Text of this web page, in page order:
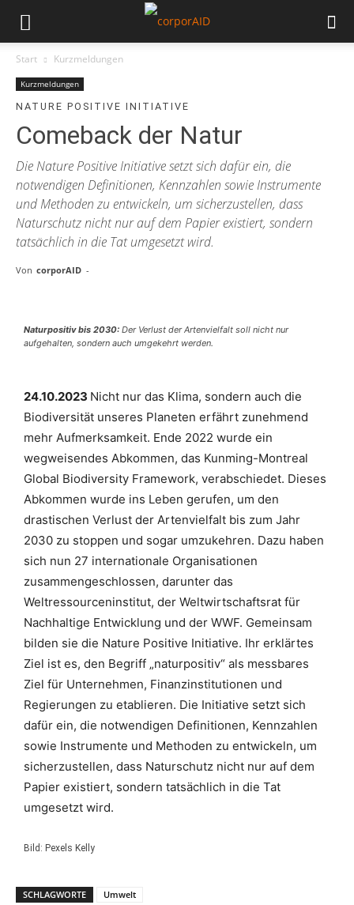
Start Kurzmeldungen
Kurzmeldungen
NATURE POSITIVE INITIATIVE
Comeback der Natur
Die Nature Positive Initiative setzt sich dafür ein, die
notwendigen Definitionen, Kennzahlen sowie Instrumente
und Methoden zu entwickeln, um sicherzustellen, dass
Naturschutz nicht nur auf dem Papier existiert, sondern
tatsächlich in die Tat umgesetzt wird.
Von corporAID -
Naturpositiv bis 2030: Der Verlust der Artenvielfalt soll nicht nur
aufgehalten, sondern auch umgekehrt werden.
24.10.2023 Nicht nur das Klima, sondern auch die
Biodiversität unseres Planeten erfährt zunehmend
mehr Aufmerksamkeit. Ende 2022 wurde ein
wegweisendes Abkommen, das Kunming-Montreal
Global Biodiversity Framework, verabschiedet. Dieses
Abkommen wurde ins Leben gerufen, um den
drastischen Verlust der Artenvielfalt bis zum Jahr
2030 zu stoppen und sogar umzukehren. Dazu haben
sich nun 27 internationale Organisationen
zusammengeschlossen, darunter das
Weltressourceninstitut, der Weltwirtschaftsrat für
Nachhaltige Entwicklung und der WWF. Gemeinsam
bilden sie die Nature Positive Initiative. Ihr erklärtes
Ziel ist es, den Begriff „naturpositiv“ als messbares
Ziel für Unternehmen, Finanzinstitutionen und
Regierungen zu etablieren. Die Initiative setzt sich
dafür ein, die notwendigen Definitionen, Kennzahlen
sowie Instrumente und Methoden zu entwickeln, um
sicherzustellen, dass Naturschutz nicht nur auf dem
Papier existiert, sondern tatsächlich in die Tat
umgesetzt wird.
Bild: Pexels Kelly
SCHLAGWORTE Umwelt